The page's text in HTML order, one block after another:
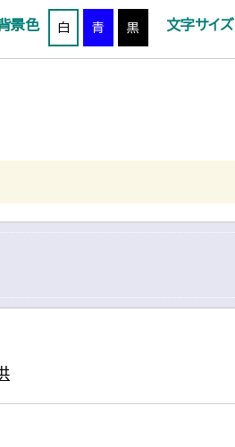
景色 白 青 黒 文字サイズ